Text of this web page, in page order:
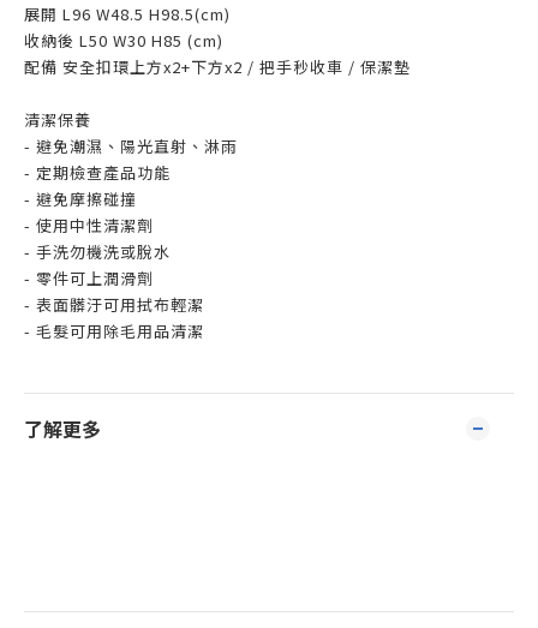
展開 L96 W48.5 H98.5(cm)
收納後 L50 W30 H85 (cm)
配備 安全扣環上方x2+下方x2 / 把手秒收車 / 保潔墊
清潔保養
- 避免潮濕、陽光直射、淋雨
- 定期檢查產品功能
- 避免摩擦碰撞
- 使用中性清潔劑
- 手洗勿機洗或脫水
- 零件可上潤滑劑
- 表面髒汙可用拭布輕潔
- 毛髮可用除毛用品清潔
了解更多